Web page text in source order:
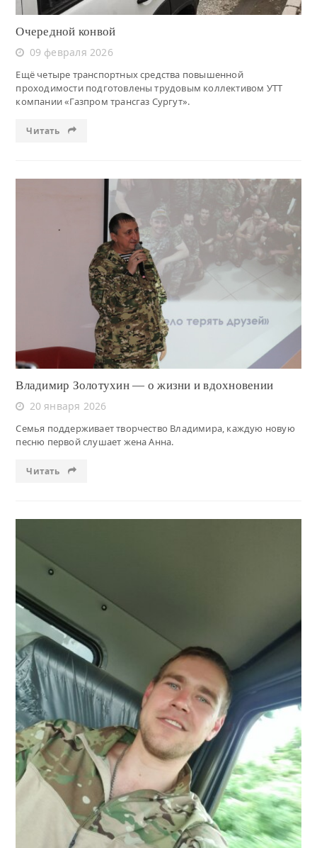
Очередной конвой
09 февраля 2026
Ещё четыре транспортных средства повышенной
проходимости подготовлены трудовым коллективом УТТ
компании «Газпром трансгаз Сургут».
Читать
Читать
Владимир Золотухин — о жизни и вдохновении
20 января 2026
Семья поддерживает творчество Владимира, каждую новую
песню первой слушает жена Анна.
Читать
Читать